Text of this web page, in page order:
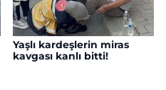
Yaşlı kardeşlerin miras
kavgası kanlı bitti!